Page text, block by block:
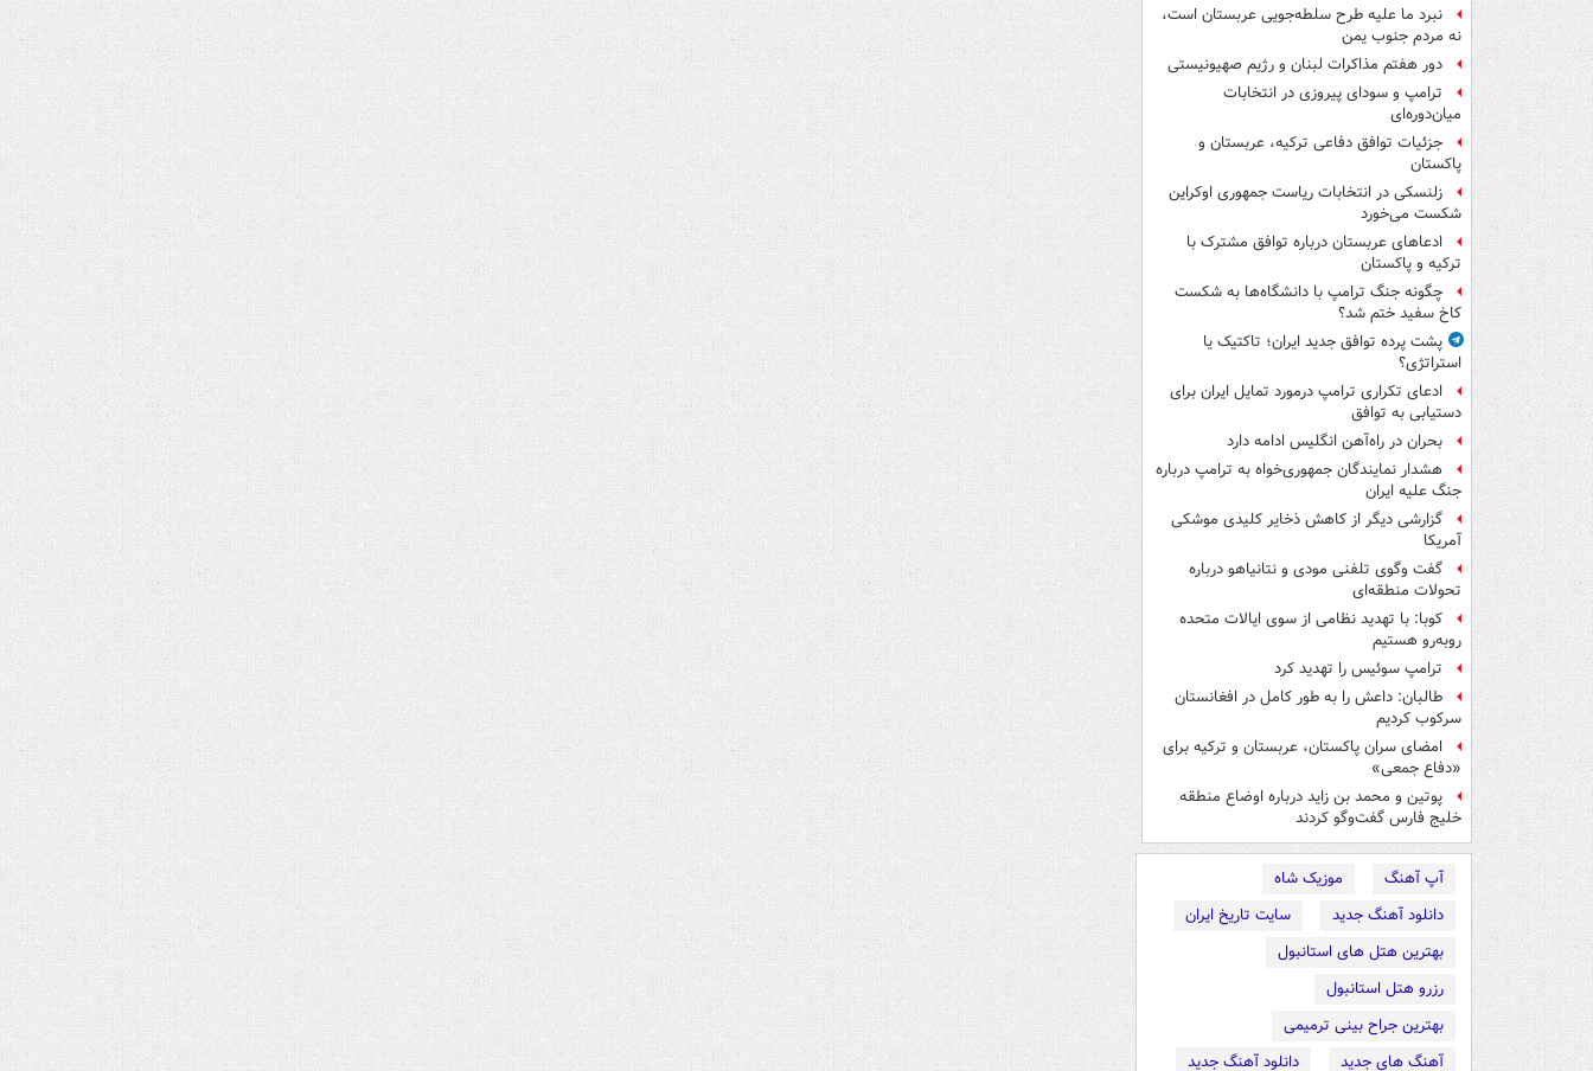
نبرد ما علیه طرح سلطه‌جویی عربستان است،
نه مردم جنوب یمن
دور هفتم مذاکرات لبنان و رژیم صهیونیستی
ترامپ و سودای پیروزی در انتخابات
میان‌دوره‌ای
جزئیات توافق دفاعی ترکیه، عربستان و
پاکستان
زلنسکی در انتخابات ریاست جمهوری اوکراین
شکست می‌خورد
ادعاهای عربستان درباره توافق مشترک با
ترکیه و پاکستان
چگونه جنگ ترامپ با دانشگاه‌ها به شکست
کاخ سفید ختم شد؟
پشت پرده توافق جدید ایران؛ تاکتیک یا
استراتژی؟
ادعای تکراری ترامپ درمورد تمایل ایران برای
دستیابی به توافق
بحران در راه‌آهن انگلیس ادامه دارد
هشدار نمایندگان جمهوری‌خواه به ترامپ درباره
جنگ علیه ایران
گزارشی دیگر از کاهش ذخایر کلیدی موشکی
آمریکا
گفت وگوی تلفنی مودی و نتانیاهو درباره
تحولات منطقه‌ای
کوبا: با تهدید نظامی از سوی ایالات متحده
روبه‌رو هستیم
ترامپ سوئیس را تهدید کرد
طالبان: داعش را به طور کامل در افغانستان
سرکوب کردیم
امضای سران پاکستان، عربستان و ترکیه برای
«دفاع جمعی»
پوتین و محمد بن زاید درباره اوضاع منطقه
خلیج فارس گفت‌وگو کردند
آپ آهنگ
موزیک شاه
دانلود آهنگ جدید
سایت تاریخ ایران
بهترین هتل های استانبول
رزرو هتل استانبول
بهترین جراح بینی ترمیمی
آهنگ های جدید
دانلود آهنگ جدید